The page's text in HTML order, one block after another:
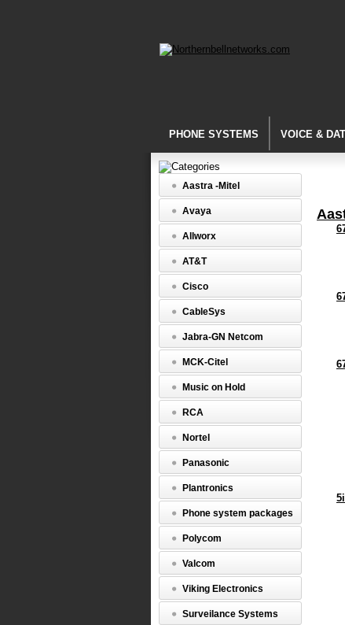
PHONE SYSTEMS VOICE &
Aastra -Mitel
Avaya
Allworx
AT&T
Cisco
CableSys
Jabra-GN Netcom
MCK-Citel
Music on Hold
RCA
Nortel
Panasonic
Plantronics
Phone system packages
Polycom
Valcom
Viking Electronics
Surveilance Systems